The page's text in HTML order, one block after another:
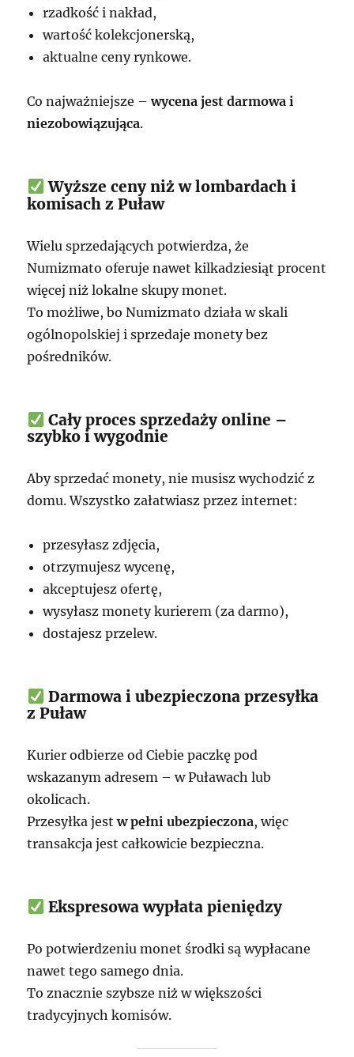
rzadkość i nakład,
wartość kolekcjonerską,
aktualne ceny rynkowe.
Co najważniejsze –wycena jest darmowa i
niezobowiązująca.
Wyższe ceny niż w lombardach i
komisach z Puław
Wielu sprzedających potwierdza, że
Numizmato oferuje nawet kilkadziesiąt procent
więcej niż lokalne skupy monet.
To możliwe, bo Numizmato działa w skali
ogólnopolskiej i sprzedaje monety bez
pośredników.
Cały proces sprzedaży online –
szybko i wygodnie
Aby sprzedać monety, nie musisz wychodzić z
domu. Wszystko załatwiasz przez internet:
przesyłasz zdjęcia,
otrzymujesz wycenę,
akceptujesz ofertę,
wysyłasz monety kurierem (za darmo),
dostajesz przelew.
Darmowa i ubezpieczona przesyłka
z Puław
Kurier odbierze od Ciebie paczkę pod
wskazanym adresem – w Puławach lub
okolicach.
Przesyłka jestw pełni ubezpieczona, więc
transakcja jest całkowicie bezpieczna.
Ekspresowa wypłata pieniędzy
Po potwierdzeniu monet środki są wypłacane
nawet tego samego dnia.
To znacznie szybsze niż w większości
tradycyjnych komisów.